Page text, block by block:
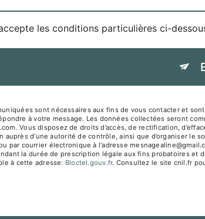
les conditions particulières ci-
sont nécessaires aux fins de vous contacter et
à votre message. Les données collectées seront
Vous disposez de droits d’accès, de rectification,
auprès d’une autorité de contrôle, ainsi que d’organiser
par courrier électronique à l'adresse
la durée de prescription légale aux fins probatoires
à cette adresse:
Bloctel.gouv.fr. Consultez le site cnil.fr